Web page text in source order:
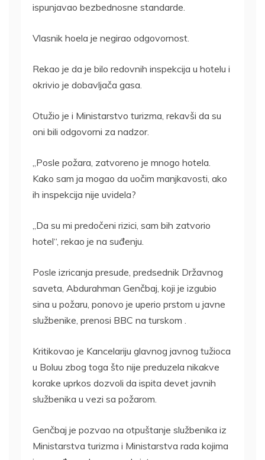
ispunjavao bezbednosne standarde.
Vlasnik hoela je negirao odgovornost.
Rekao je da je bilo redovnih inspekcija u hotelu i
okrivio je dobavljača gasa.
Otužio je i Ministarstvo turizma, rekavši da su
oni bili odgovorni za nadzor.
„Posle požara, zatvoreno je mnogo hotela.
Kako sam ja mogao da uočim manjkavosti, ako
ih inspekcija nije uvidela?
„Da su mi predočeni rizici, sam bih zatvorio
hotel“, rekao je na suđenju.
Posle izricanja presude, predsednik Državnog
saveta, Abdurahman Genčbaj, koji je izgubio
sina u požaru, ponovo je uperio prstom u javne
službenike, prenosi BBC na turskom .
Kritikovao je Kancelariju glavnog javnog tužioca
u Boluu zbog toga što nije preduzela nikakve
korake uprkos dozvoli da ispita devet javnih
službenika u vezi sa požarom.
Genčbaj je pozvao na otpuštanje službenika iz
Ministarstva turizma i Ministarstva rada kojima